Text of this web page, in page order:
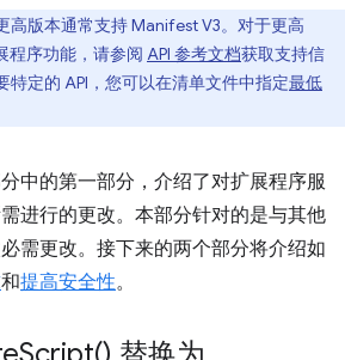
高版本通常支持 Manifest V3。对于更高
程序功能，请参阅 API 参考文档获取支持信
特定的 API，您可以在清单文件中指定最低
中的第一部分，介绍了对扩展程序服
进行的更改。本部分针对的是与其他
需更改。接下来的两个部分将介绍如
和提高安全性。